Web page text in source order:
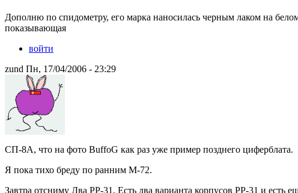
Дополню по спидометру, его марка наносилась черным лаком на
показывающая
войти
zund Пн, 17/04/2006 - 23:29
СП-8А, что на фото BuffoG как раз уже пример позднего циферблата.
Я пока тихо бреду по ранним М-72.
Завтра отсниму Два РР-31. Есть два варианта корпусов РР-31 и